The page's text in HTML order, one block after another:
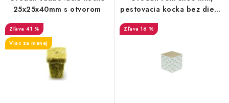
Podmienky o ochrane osobných údajov
d
u
k
r
o
d
25x25x40mm s otvorom
41 %
Viac za menej
pestovacia kocka bez diery,
16 %